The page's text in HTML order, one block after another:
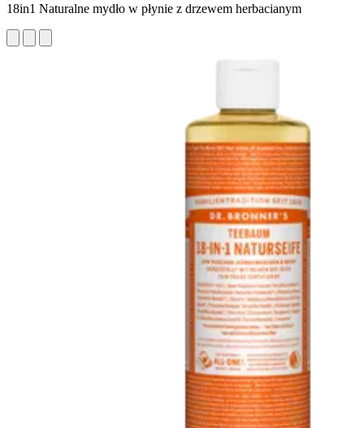
18in1 Naturalne mydło w płynie z drzewem herbacianym